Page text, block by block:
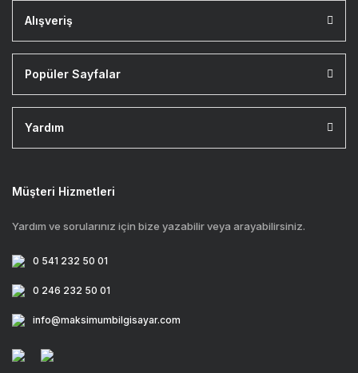
Alışveriş
Popüler Sayfalar
Yardım
Müşteri Hizmetleri
Yardım ve sorularınız için bize yazabilir veya arayabilirsiniz.
0 541 232 50 01
0 246 232 50 01
info@maksimumbilgisayar.com